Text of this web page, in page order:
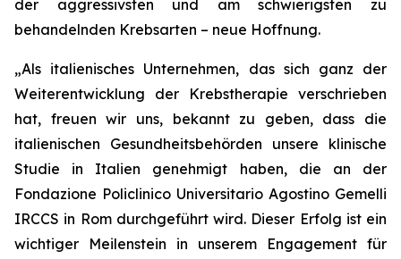
der aggressivsten und am schwierigsten zu
behandelnden Krebsarten – neue Hoffnung.
„Als italienisches Unternehmen, das sich ganz der
Weiterentwicklung der Krebstherapie verschrieben
hat, freuen wir uns, bekannt zu geben, dass die
italienischen Gesundheitsbehörden unsere klinische
Studie in Italien genehmigt haben, die an der
Fondazione Policlinico Universitario Agostino Gemelli
IRCCS in Rom durchgeführt wird. Dieser Erfolg ist ein
wichtiger Meilenstein in unserem Engagement für